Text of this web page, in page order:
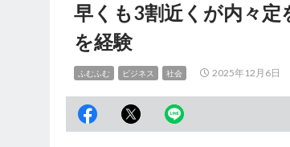
早くも3割近くが内々
を経験
ふむふむ ビジネス 社会 2025年12月6日